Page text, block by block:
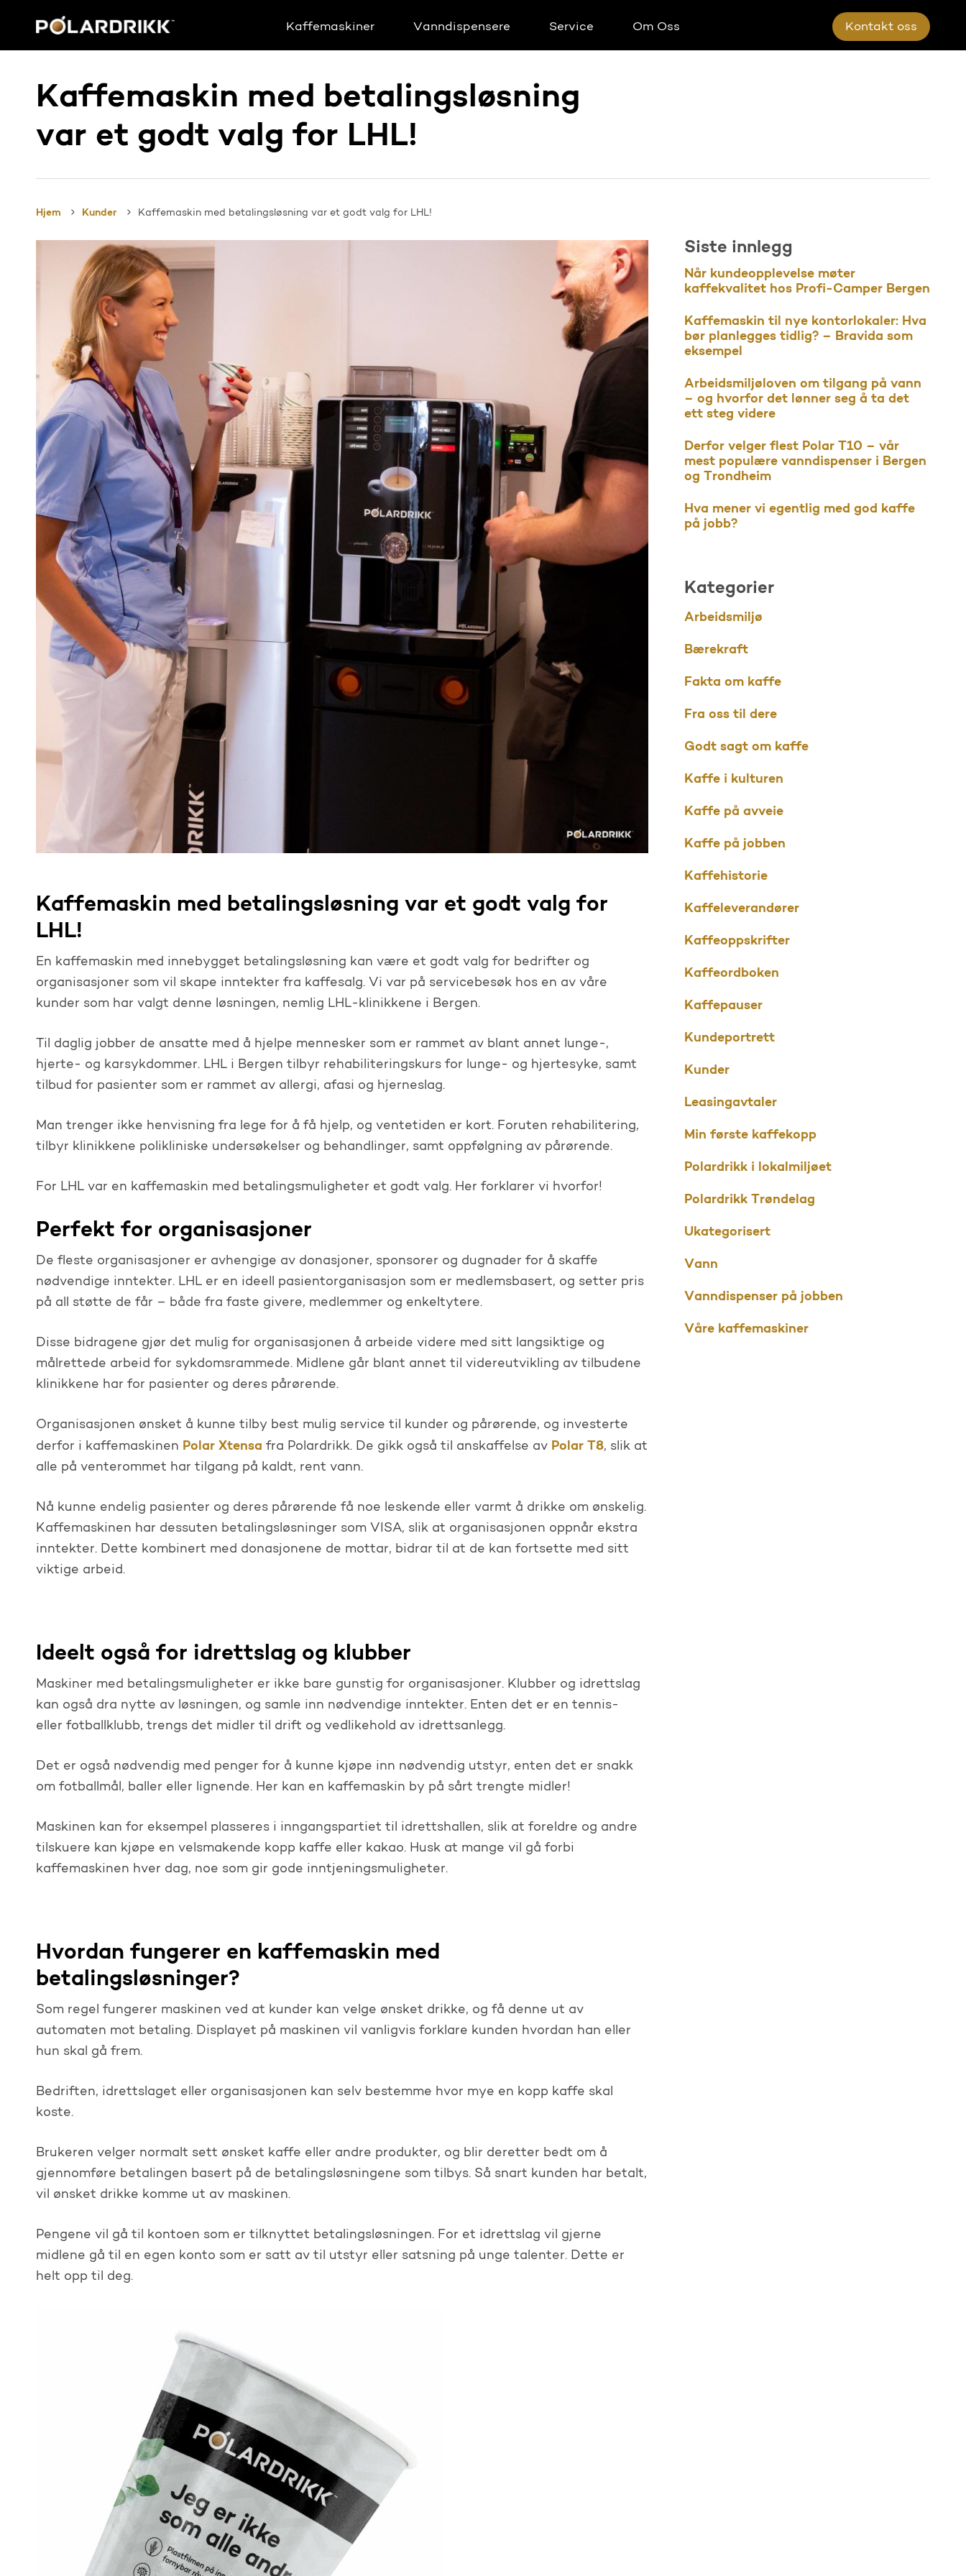
Kaffemaskiner Vanndispensere Service Om Oss Kontakt oss
Kaffemaskin med betalingsløsning
var et godt valg for LHL!
Hjem Kunder Kaffemaskin med betalingsløsning var et godt valg for LHL!
Kaffemaskin med betalingsløsning var et godt valg for
LHL!
En kaffemaskin med innebygget betalingsløsning kan være et godt valg for bedrifter og
organisasjoner som vil skape inntekter fra kaffesalg. Vi var på servicebesøk hos en av våre
kunder som har valgt denne løsningen, nemlig LHL-klinikkene i Bergen.
Til daglig jobber de ansatte med å hjelpe mennesker som er rammet av blant annet lunge-,
hjerte- og karsykdommer. LHL i Bergen tilbyr rehabiliteringskurs for lunge- og hjertesyke, samt
tilbud for pasienter som er rammet av allergi, afasi og hjerneslag.
Man trenger ikke henvisning fra lege for å få hjelp, og ventetiden er kort. Foruten rehabilitering,
tilbyr klinikkene polikliniske undersøkelser og behandlinger, samt oppfølgning av pårørende.
For LHL var en kaffemaskin med betalingsmuligheter et godt valg. Her forklarer vi hvorfor!
Perfekt for organisasjoner
De fleste organisasjoner er avhengige av donasjoner, sponsorer og dugnader for å skaffe
nødvendige inntekter. LHL er en ideell pasientorganisasjon som er medlemsbasert, og setter pris
på all støtte de får – både fra faste givere, medlemmer og enkeltytere.
Disse bidragene gjør det mulig for organisasjonen å arbeide videre med sitt langsiktige og
målrettede arbeid for sykdomsrammede. Midlene går blant annet til videreutvikling av tilbudene
klinikkene har for pasienter og deres pårørende.
Organisasjonen ønsket å kunne tilby best mulig service til kunder og pårørende, og investerte
derfor i kaffemaskinen Polar Xtensa fra Polardrikk. De gikk også til anskaffelse av Polar T8, slik at
alle på venterommet har tilgang på kaldt, rent vann.
Nå kunne endelig pasienter og deres pårørende få noe leskende eller varmt å drikke om ønskelig.
Kaffemaskinen har dessuten betalingsløsninger som VISA, slik at organisasjonen oppnår ekstra
inntekter. Dette kombinert med donasjonene de mottar, bidrar til at de kan fortsette med sitt
viktige arbeid.
Ideelt også for idrettslag og klubber
Maskiner med betalingsmuligheter er ikke bare gunstig for organisasjoner. Klubber og idrettslag
kan også dra nytte av løsningen, og samle inn nødvendige inntekter. Enten det er en tennis-
eller fotballklubb, trengs det midler til drift og vedlikehold av idrettsanlegg.
Det er også nødvendig med penger for å kunne kjøpe inn nødvendig utstyr, enten det er snakk
om fotballmål, baller eller lignende. Her kan en kaffemaskin by på sårt trengte midler!
Maskinen kan for eksempel plasseres i inngangspartiet til idrettshallen, slik at foreldre og andre
tilskuere kan kjøpe en velsmakende kopp kaffe eller kakao. Husk at mange vil gå forbi
kaffemaskinen hver dag, noe som gir gode inntjeningsmuligheter.
Hvordan fungerer en kaffemaskin med
betalingsløsninger?
Som regel fungerer maskinen ved at kunder kan velge ønsket drikke, og få denne ut av
automaten mot betaling. Displayet på maskinen vil vanligvis forklare kunden hvordan han eller
hun skal gå frem.
Bedriften, idrettslaget eller organisasjonen kan selv bestemme hvor mye en kopp kaffe skal
koste.
Brukeren velger normalt sett ønsket kaffe eller andre produkter, og blir deretter bedt om å
gjennomføre betalingen basert på de betalingsløsningene som tilbys. Så snart kunden har betalt,
vil ønsket drikke komme ut av maskinen.
Pengene vil gå til kontoen som er tilknyttet betalingsløsningen. For et idrettslag vil gjerne
midlene gå til en egen konto som er satt av til utstyr eller satsning på unge talenter. Dette er
helt opp til deg.
Siste innlegg
Når kundeopplevelse møter
kaffekvalitet hos Profi-Camper Bergen
Kaffemaskin til nye kontorlokaler: Hva
bør planlegges tidlig? – Bravida som
eksempel
Arbeidsmiljøloven om tilgang på vann
– og hvorfor det lønner seg å ta det
ett steg videre
Derfor velger flest Polar T10 – vår
mest populære vanndispenser i Bergen
og Trondheim
Hva mener vi egentlig med god kaffe
på jobb?
Kategorier
Arbeidsmiljø
Bærekraft
Fakta om kaffe
Fra oss til dere
Godt sagt om kaffe
Kaffe i kulturen
Kaffe på avveie
Kaffe på jobben
Kaffehistorie
Kaffeleverandører
Kaffeoppskrifter
Kaffeordboken
Kaffepauser
Kundeportrett
Kunder
Leasingavtaler
Min første kaffekopp
Polardrikk i lokalmiljøet
Polardrikk Trøndelag
Ukategorisert
Vann
Vanndispenser på jobben
Våre kaffemaskiner